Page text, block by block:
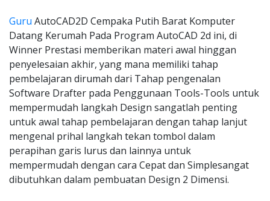
Guru AutoCAD2D Cempaka Putih Barat Komputer
Datang Kerumah Pada Program AutoCAD 2d ini, di
Winner Prestasi memberikan materi awal hinggan
penyelesaian akhir, yang mana memiliki tahap
pembelajaran dirumah dari Tahap pengenalan
Software Drafter pada Penggunaan Tools-Tools untuk
mempermudah langkah Design sangatlah penting
untuk awal tahap pembelajaran dengan tahap lanjut
mengenal prihal langkah tekan tombol dalam
perapihan garis lurus dan lainnya untuk
mempermudah dengan cara Cepat dan Simplesangat
dibutuhkan dalam pembuatan Design 2 Dimensi.